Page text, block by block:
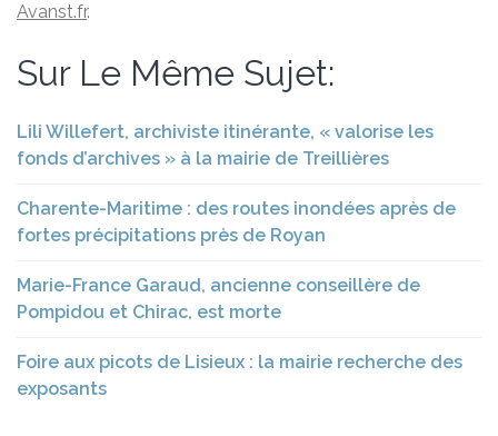
Avanst.fr.
Sur Le Même Sujet:
Lili Willefert, archiviste itinérante, « valorise les
fonds d’archives » à la mairie de Treillières
Charente-Maritime : des routes inondées après de
fortes précipitations près de Royan
Marie-France Garaud, ancienne conseillère de
Pompidou et Chirac, est morte
Foire aux picots de Lisieux : la mairie recherche des
exposants